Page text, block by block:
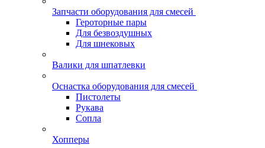
Запчасти оборудования для смесей
Героторные пары
Для безвоздушных
Для шнековых
Валики для шпатлевки
Оснастка оборудования для смесей
Пистолеты
Рукава
Сопла
Хопперы